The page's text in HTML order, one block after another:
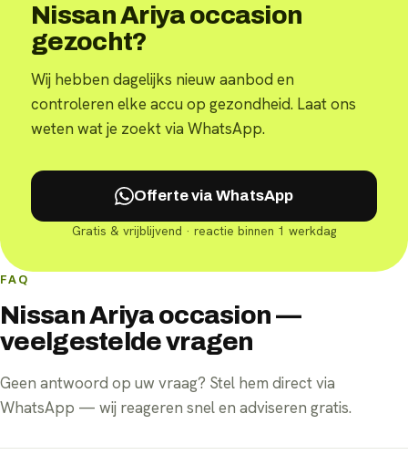
Nissan Ariya occasion
gezocht?
Wij hebben dagelijks nieuw aanbod en
controleren elke accu op gezondheid. Laat ons
weten wat je zoekt via WhatsApp.
Offerte via WhatsApp
Gratis & vrijblijvend · reactie binnen 1 werkdag
FAQ
Nissan Ariya occasion —
veelgestelde vragen
Geen antwoord op uw vraag? Stel hem direct via
WhatsApp — wij reageren snel en adviseren gratis.